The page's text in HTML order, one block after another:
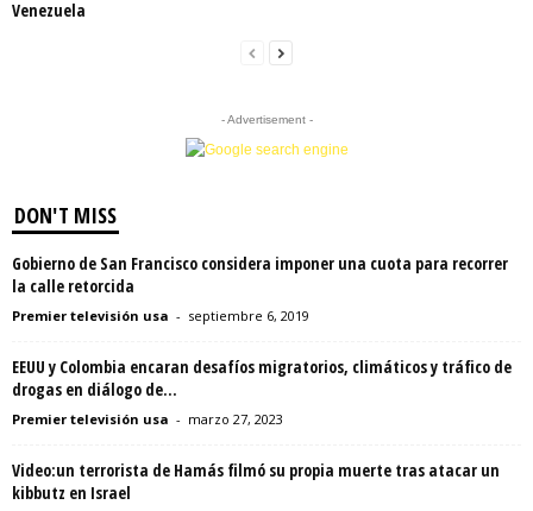
Venezuela
- Advertisement -
DON'T MISS
Gobierno de San Francisco considera imponer una cuota para recorrer
la calle retorcida
Premier televisión usa - septiembre 6, 2019
EEUU y Colombia encaran desafíos migratorios, climáticos y tráfico de
drogas en diálogo de...
Premier televisión usa - marzo 27, 2023
Video:un terrorista de Hamás filmó su propia muerte tras atacar un
kibbutz en Israel